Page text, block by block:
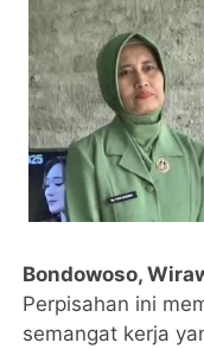
Bondowoso,
Perpisahan ini
semangat kerja